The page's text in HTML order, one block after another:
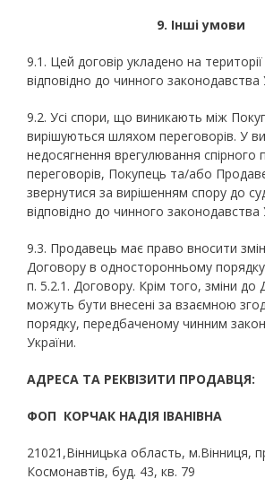
9. Інші умови
9.1. Цей договір укладено на території
відповідно до чинного законодавства
9.2. Усі спори, що виникають між
вирішуються шляхом переговорів. У
недосягнення врегулювання
переговорів, Покупець та/або
звернутися за вирішенням спору до
відповідно до чинного законодавства
9.3. Продавець має право вносити
Договору в односторонньому
п. 5.2.1. Договору. Крім того, зміни
можуть бути внесені за взаємною
порядку, передбаченому чинним
України.
АДРЕСА ТА РЕКВІЗИТИ ПРОДАВЦЯ:
ФОП КОРЧАК НАДІЯ ІВАНІВНА
21021,Вінницька область, м.Вінниця,
Космонавтів, буд. 43, кв. 79